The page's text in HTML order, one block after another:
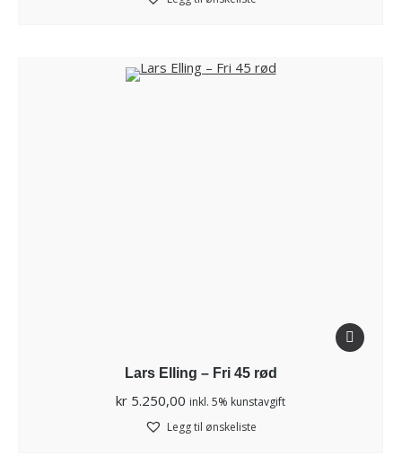
Lars Elling – Fri 45 rød
kr 5.250,00 inkl. 5% kunstavgift
Legg til ønskeliste